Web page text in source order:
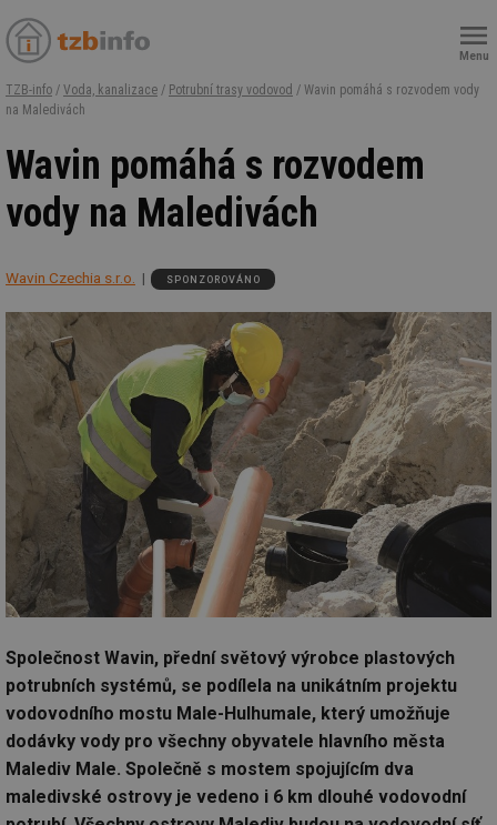
Menu
TZB-info / Voda, kanalizace / Potrubní trasy vodovod / Wavin pomáhá s rozvodem vody
na Maledivách
Wavin pomáhá s rozvodem
vody na Maledivách
Wavin Czechia s.r.o. SPONZOROVÁNO
Společnost Wavin, přední světový výrobce plastových
potrubních systémů, se podílela na unikátním projektu
vodovodního mostu Male-Hulhumale, který umožňuje
dodávky vody pro všechny obyvatele hlavního města
Malediv Male. Společně s mostem spojujícím dva
maledivské ostrovy je vedeno i 6 km dlouhé vodovodní